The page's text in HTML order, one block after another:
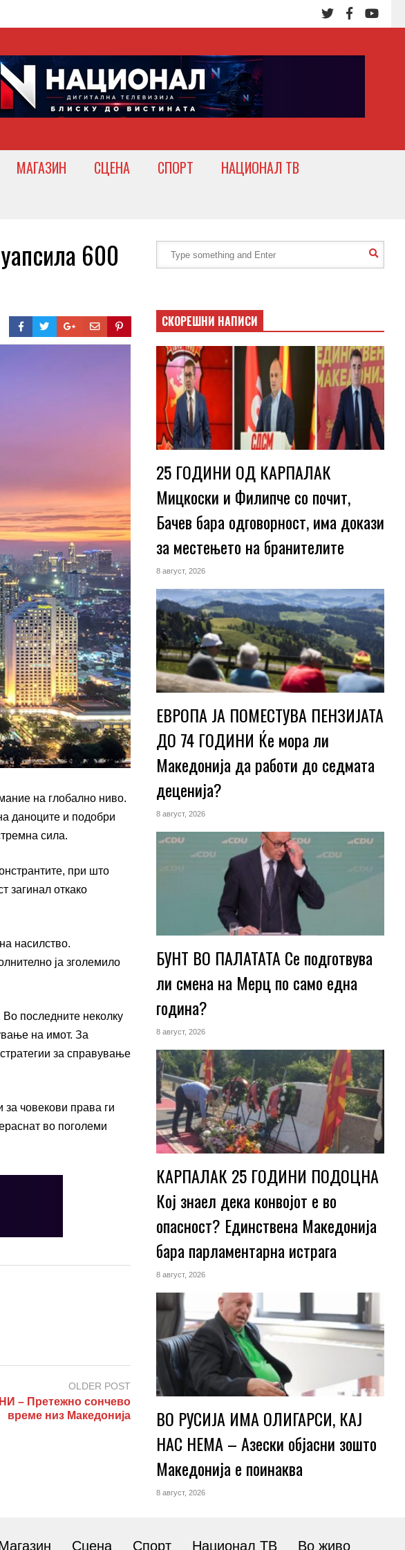
МАГАЗИН СЦЕНА СПОРТ
НАЦИОНАЛ ТВ
600
на глобално ниво.
даноците и подобри
сила.
при што
загинал откако
насилство.
ја зголемило
Во последните неколку
на имот. За
за справување
човекови права ги
во поголеми
OLDER POST
– Претежно сончево
време низ Македонија
СКОРЕШНИ НАПИСИ
25 ГОДИНИ ОД КАРПАЛАК
Мицкоски и Филипче со почит,
Бачев бара одговорност, има докази
за местењето на бранителите
8 август, 2026
ЕВРОПА ЈА ПОМЕСТУВА ПЕНЗИЈАТА
ДО 74 ГОДИНИ Ќе мора ли
Македонија да работи до седмата
деценија?
8 август, 2026
БУНТ ВО ПАЛАТАТА Се подготвува
ли смена на Мерц по само една
година?
8 август, 2026
КАРПАЛАК 25 ГОДИНИ ПОДОЦНА
Кој знаел дека конвојот е во
опасност? Единствена Македoнија
бара парламентарна истрага
8 август, 2026
ВО РУСИЈА ИМА ОЛИГАРСИ, КАЈ
НАС НЕМА – Азески објасни зошто
Македонија е поинаква
8 август, 2026
Сцена Спорт Национал ТВ Во живо